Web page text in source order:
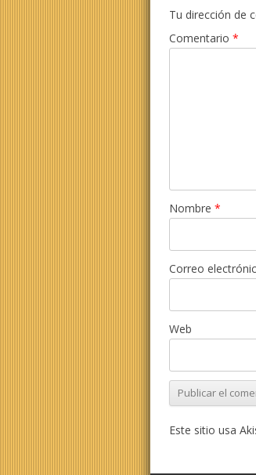
Tu dirección de
Comentario *
Nombre *
Correo
Web
Este sitio usa